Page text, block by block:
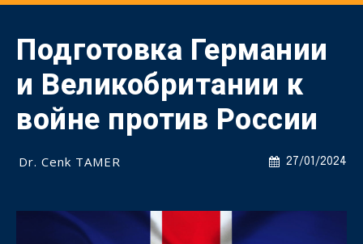
Подготовка Германии
и Великобритании к
войне против России
27/01/2024
Dr. Cenk TAMER